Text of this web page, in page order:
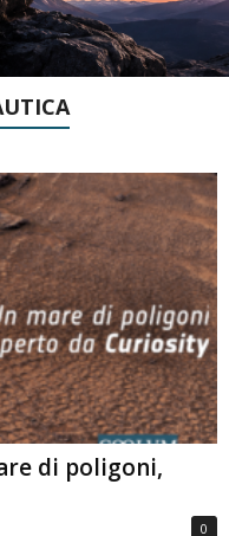
di poligoni,
0